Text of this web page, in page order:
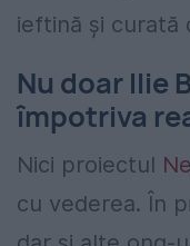
ieftină și curată
Nu doar Ilie
împotriva
Nici proiectul
cu vederea. În